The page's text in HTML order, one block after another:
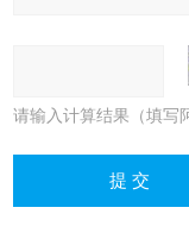
请输入计算结果（填写